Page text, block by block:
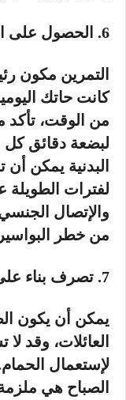
6. الحصول على التمرين الكافي.
التمرين مكون
كانت حاتك
من الوقت، تأكد
لبضعة دقائق
البدنية يمكن
لفترات الطويلة
والإتصال
من خطر
7. تصرف بناء على الحافز.
يمكن أن يكون
العائلات، وقد
لإستعمال
الصباح هي